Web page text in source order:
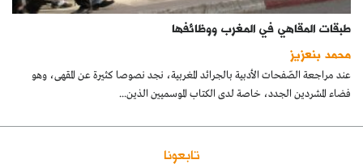
طبقات المقاهي في المغرب ووظائفها
محمد بنعزيز
عند مراجعة الصّفحات الأدبية بالجرائد المغربية، نجد نصوصا كثيرة عن المقهى، وهو
فضاء المشردين الجدد، خاصة لدى الكتاب الموسميين الذين...
تابعونا